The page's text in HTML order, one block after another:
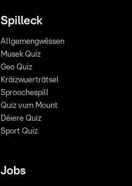
Spilleck
Allgemengwëssen
Musek Quiz
Geo Quiz
Kräizwuerträtsel
Sproochespill
Quiz vum Mount
Déiere Quiz
Sport Quiz
Jobs